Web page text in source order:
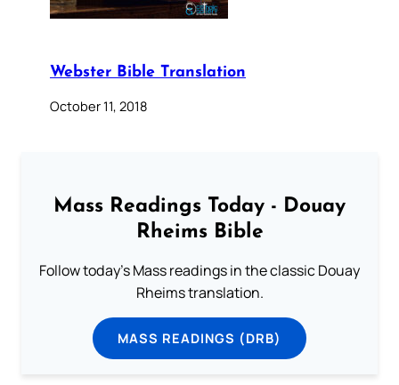
Webster Bible Translation
October 11, 2018
Mass Readings Today - Douay
Rheims Bible
Follow today's Mass readings in the classic Douay
Rheims translation.
MASS READINGS (DRB)